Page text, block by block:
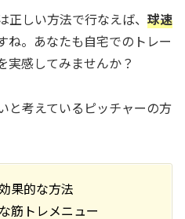
しい方法で行なえば、 球速
ね。あなたも自宅でのトレー
実感してみませんか？
と考えているピッチャーの方
果的な方法
筋トレメニュー